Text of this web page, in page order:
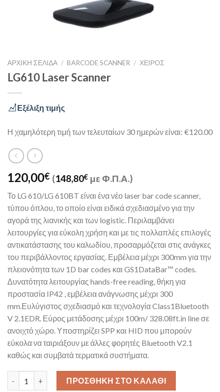
ΑΡΧΙΚΉ ΣΕΛΊΔΑ / BARCODE SCANNER / ΧΕΙΡΌΣ
LG610 Laser Scanner
Εξέλιξη τιμής
Η χαμηλότερη τιμή των τελευταίων 30 ημερών είναι: €120.00
120,00€ (148,80€ με Φ.Π.Α.)
Το LG 610/LG 610BT είναι ένα νέο laser bar code scanner,
τύπου όπλου, το οποίο είναι ειδικά σχεδιασμένο για την
αγορά της λιανικής και των logistic. Περιλαμβάνει
λειτουργίες για εύκολη χρήση και με τις πολλαπλές επιλογές
αντικατάστασης του καλωδίου, προσαρμόζεται στις ανάγκες
του περιβάλλοντος εργασίας. Εμβέλεια μέχρι 300mm για την
πλειονότητα των 1D bar codes και GS1DataBar™ codes.
Δυνατότητα λειτουργίας hands-free reading, θήκη για
προστασία IP42 , εμβέλεια ανάγνωσης μέχρι 300
mm.Ευλύγιστος σχεδιασμό και τεχνολογία Class1Bluetooth
V 2.1EDR. Εύρος μετάδοσης μέχρι 100m/ 328.08ft.in line σε
ανοιχτό χώρο. Υποστηρίζει SPP και HID που μπορούν
εύκολα να ταιριάξουν με άλλες φορητές Bluetooth V2.1
καθώς και συμβατά τερματικά συστήματα.
LG610 Laser Scanner ποσότηταΠΡΟΣΘΉΚΗ ΣΤΟ ΚΑΛΆΘΙ